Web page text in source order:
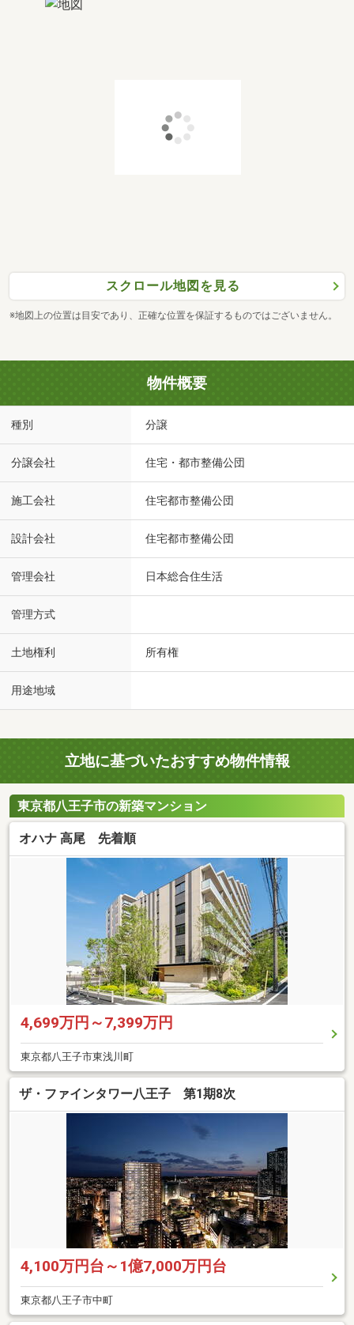
スクロール地図を見る
※地図上の位置は目安であり、正確な位置を保証するものではございません。
物件概要
種別 分譲
分譲会社 住宅・都市整備公団
施工会社 住宅都市整備公団
設計会社 住宅都市整備公団
管理会社 日本総合住生活
管理方式
土地権利 所有権
用途地域
立地に基づいたおすすめ物件情報
東京都八王子市の新築マンション
オハナ 高尾 先着順
4,699万円～7,399万円
東京都八王子市東浅川町
ザ・ファインタワー八王子 第1期8次
4,100万円台～1億7,000万円台
東京都八王子市中町